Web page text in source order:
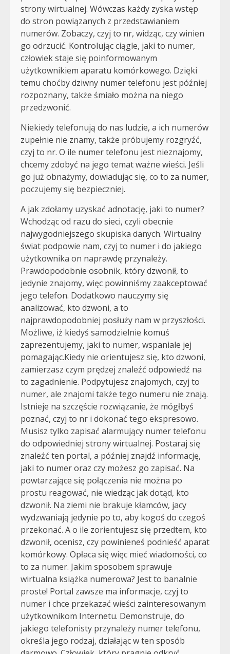
strony wirtualnej. Wówczas każdy zyska wstęp
do stron powiązanych z przedstawianiem
numerów. Zobaczy, czyj to nr, widząc, czy winien
go odrzucić. Kontrolując ciągle, jaki to numer,
człowiek staje się poinformowanym
użytkownikiem aparatu komórkowego. Dzięki
temu choćby dziwny numer telefonu jest później
rozpoznany, także śmiało można na niego
przedzwonić.
Niekiedy telefonują do nas ludzie, a ich numerów
zupełnie nie znamy, także próbujemy rozgryźć,
czyj to nr. O ile numer telefonu jest nieznajomy,
chcemy zdobyć na jego temat ważne wieści. Jeśli
go już obnażymy, dowiadując się, co to za numer,
poczujemy się bezpieczniej.
A jak zdołamy uzyskać adnotację, jaki to numer?
Wchodząc od razu do sieci, czyli obecnie
najwygodniejszego skupiska danych. Wirtualny
świat podpowie nam, czyj to numer i do jakiego
użytkownika on naprawdę przynależy.
Prawdopodobnie osobnik, który dzwonił, to
jedynie znajomy, więc powinniśmy zaakceptować
jego telefon. Dodatkowo nauczymy się
analizować, kto dzwoni, a to
najprawdopodobniej posłuży nam w przyszłości.
Możliwe, iż kiedyś samodzielnie komuś
zaprezentujemy, jaki to numer, wspaniale jej
pomagając.Kiedy nie orientujesz się, kto dzwoni,
zamierzasz czym prędzej znaleźć odpowiedź na
to zagadnienie. Podpytujesz znajomych, czyj to
numer, ale znajomi także tego numeru nie znają.
Istnieje na szczęście rozwiązanie, że mógłbyś
poznać, czyj to nr i dokonać tego ekspresowo.
Musisz tylko zapisać alarmujący numer telefonu
do odpowiedniej strony wirtualnej. Postaraj się
znaleźć ten portal, a później znajdź informację,
jaki to numer oraz czy możesz go zapisać. Na
powtarzające się połączenia nie można po
prostu reagować, nie wiedząc jak dotąd, kto
dzwonił. Na ziemi nie brakuje kłamców, jacy
wydzwaniają jedynie po to, aby kogoś do czegoś
przekonać. A o ile zorientujesz się przedtem, kto
dzwonił, ocenisz, czy powinieneś podnieść aparat
komórkowy. Opłaca się więc mieć wiadomości, co
to za numer. Jakim sposobem sprawuje
wirtualna książka numerowa? Jest to banalnie
proste! Portal zawsze ma informacje, czyj to
numer i chce przekazać wieści zainteresowanym
użytkownikom Internetu. Demonstruje, do
jakiego telefonisty przynależy numer telefonu,
określa jego rodzaj, działając w ten sposób